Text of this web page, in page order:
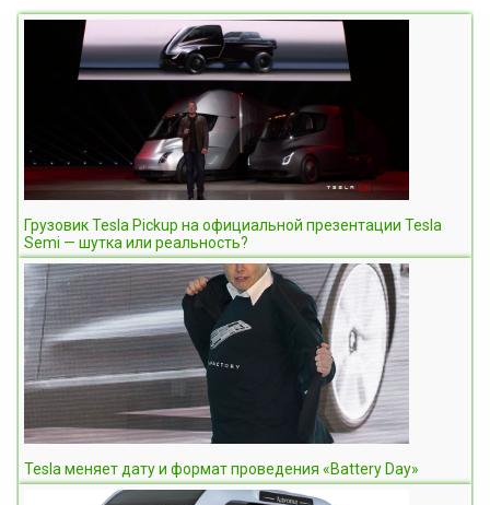
Грузовик Tesla Pickup на официальной презентации Tesla
Semi — шутка или реальность?
Tesla меняет дату и формат проведения «Battery Day»